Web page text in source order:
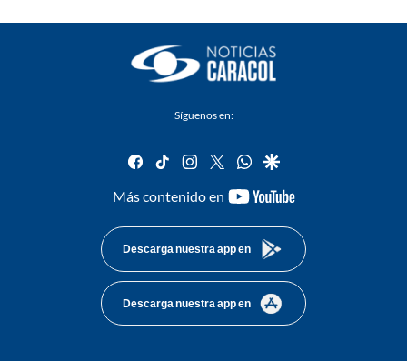
Síguenos en:
facebook
tiktok instagram
twitterwhatsapp
google
Más contenido en
youtube-
Descarga nuestra app en
Descarga nuestra app en